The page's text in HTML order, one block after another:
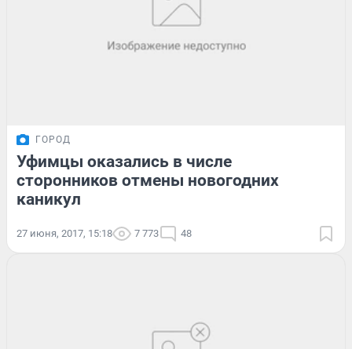
ГОРОД
Уфимцы оказались в числе
сторонников отмены новогодних
каникул
27 июня, 2017, 15:18 7 773 48